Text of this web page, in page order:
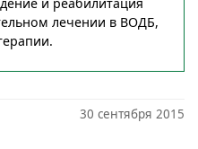
лечении в ВОДБ,
30 сентября 2015